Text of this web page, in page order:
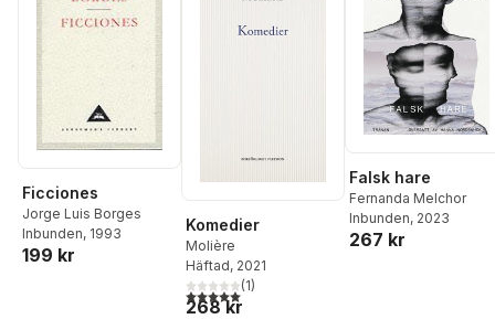
Ficciones
Jorge Luis Borges
Inbunden, 1993
199 kr
Komedier
Molière
Häftad, 2021
5,0utav 5 stjärnor. Totalt antal röster:
(1)
268 kr
Falsk hare
Fernanda Melchor
Inbunden, 2023
267 kr